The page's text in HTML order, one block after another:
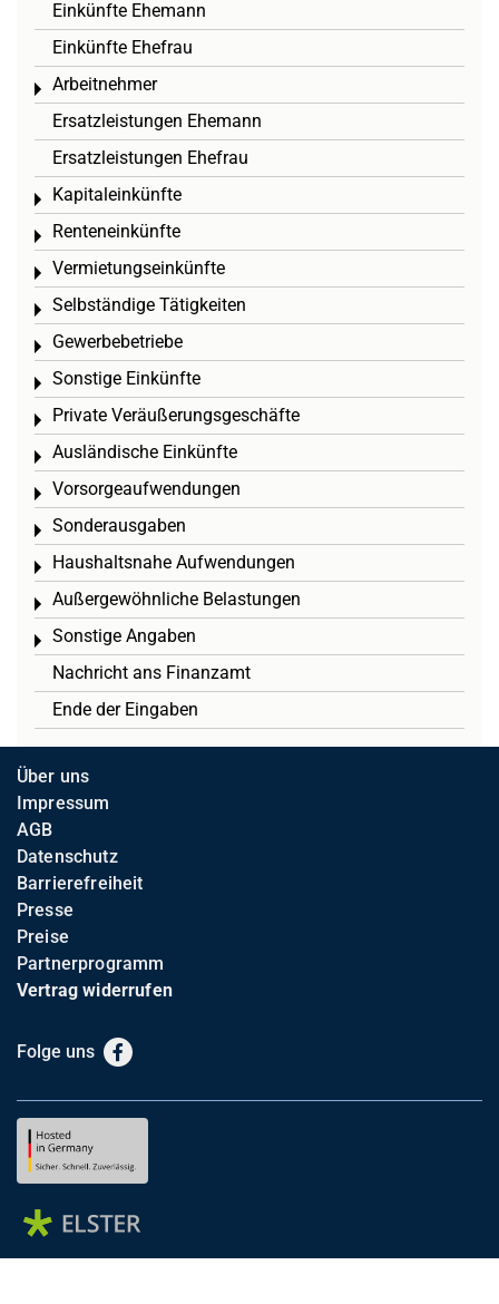
Einkünfte Ehemann
Einkünfte Ehefrau
Arbeitnehmer
Toggle menu
Ersatzleistungen Ehemann
Ersatzleistungen Ehefrau
Kapitaleinkünfte
Toggle menu
Renteneinkünfte
Toggle menu
Vermietungseinkünfte
Toggle menu
Selbständige Tätigkeiten
Toggle menu
Gewerbebetriebe
Toggle menu
Sonstige Einkünfte
Toggle menu
Private Veräußerungsgeschäfte
Toggle menu
Ausländische Einkünfte
Toggle menu
Vorsorgeaufwendungen
Toggle menu
Sonderausgaben
Toggle menu
Haushaltsnahe Aufwendungen
Toggle menu
Außergewöhnliche Belastungen
Toggle menu
Sonstige Angaben
Toggle menu
Nachricht ans Finanzamt
Ende der Eingaben
Über uns
Impressum
AGB
Datenschutz
Barrierefreiheit
Presse
Preise
Partnerprogramm
Vertrag widerrufen
Folge uns Facebook